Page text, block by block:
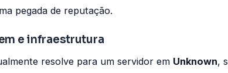
pegada de reputação.
e infraestrutura
resolve para um servidor em Unknown,